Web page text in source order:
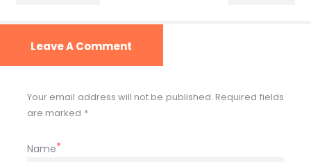
Leave A Comment
Your email address will not be published. Required fields
are marked *
Name